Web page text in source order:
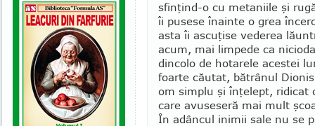
sfinţind-o cu metaniile şi
îi pusese înainte o grea
asta îi ascuţise vederea
acum, mai limpede ca
dincolo de hota­rele acestei
foarte căutat, bătrânul
om simplu şi înţelept, ridicat
care avuseseră mai mult
În adâncul inimii sale nu se